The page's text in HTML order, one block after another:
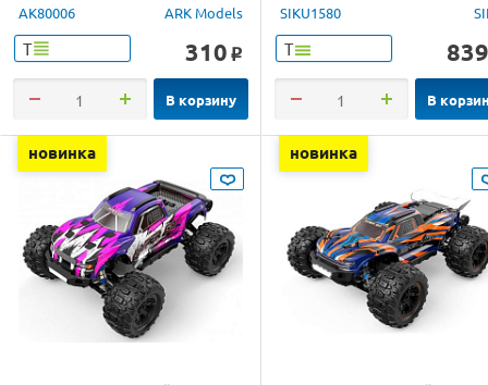
AK80006 ARK Models
Т 310 o
В корзину
SIKU1580
Т 839
В
новинка новинка